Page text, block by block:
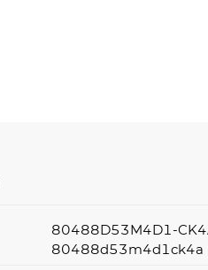
80488D53M4D1-
80488d53m4d1ck4a